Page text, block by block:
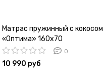
Матрас пружинный с кокосом
«Оптима» 160х70
0
10 990 руб